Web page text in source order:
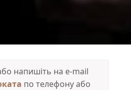
напишіть на e-mail
по телефону або